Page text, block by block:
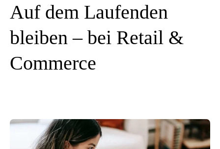
Auf dem Laufenden
bleiben – bei Retail &
Commerce